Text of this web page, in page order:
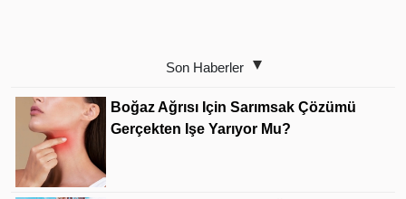
Son Haberler
Boğaz Ağrısı Için Sarımsak Çözümü
Gerçekten Işe Yarıyor Mu?